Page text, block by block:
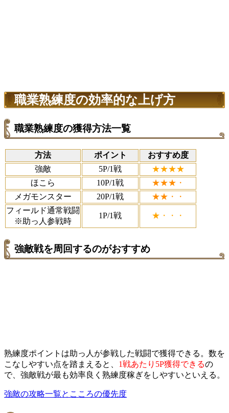
職業熟練度の効率的な上げ方
職業熟練度の獲得方法一覧
方法 ポイント
おすすめ度
強敵
5P/1戦
★★★★
ほこら
10P/1戦
★★★・
メガモンスター
20P/1戦
★★・・
フィールド通常戦闘
※助っ人参戦時
1P/1戦 ★・・・
強敵戦を周回するのがおすすめ
熟練度ポイントは助っ人が参戦した戦闘で獲得できる。数を
こなしやすい点を踏まえると、 1戦あたり5P獲得できるの
で、強敵戦が最も効率良く熟練度稼ぎをしやすいといえる。
強敵の攻略一覧とこころの優先度